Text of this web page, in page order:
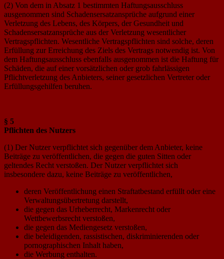
(2) Von dem in Absatz 1 bestimmten Haftungsausschluss
ausgenommen sind Schadensersatzansprüche aufgrund einer
Verletzung des Lebens, des Körpers, der Gesundheit und
Schadensersatzansprüche aus der Verletzung wesentlicher
Vertragspflichten. Wesentliche Vertragspflichten sind solche, deren
Erfüllung zur Erreichung des Ziels des Vertrags notwendig ist. Von
dem Haftungsausschluss ebenfalls ausgenommen ist die Haftung für
Schäden, die auf einer vorsätzlichen oder grob fahrlässigen
Pflichtverletzung des Anbieters, seiner gesetzlichen Vertreter oder
Erfüllungsgehilfen beruhen.
§ 5
Pflichten des Nutzers
(1) Der Nutzer verpflichtet sich gegenüber dem Anbieter, keine
Beiträge zu veröffentlichen, die gegen die guten Sitten oder
geltendes Recht verstoßen. Der Nutzer verpflichtet sich
insbesondere dazu, keine Beiträge zu veröffentlichen,
deren Veröffentlichung einen Straftatbestand erfüllt oder eine
Verwaltungsübertretung darstellt,
die gegen das Urheberrecht, Markenrecht oder
Wettbewerbsrecht verstoßen,
die gegen das Mediengesetz verstoßen,
die beleidigenden, rassistischen, diskriminierenden oder
pornographischen Inhalt haben,
die Werbung enthalten.